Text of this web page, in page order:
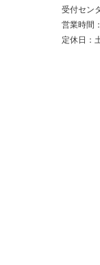
受付セン
営業時間
定休日：